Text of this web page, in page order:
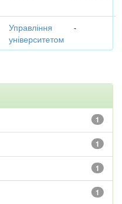
Управління
університетом
-
1
1
1
1